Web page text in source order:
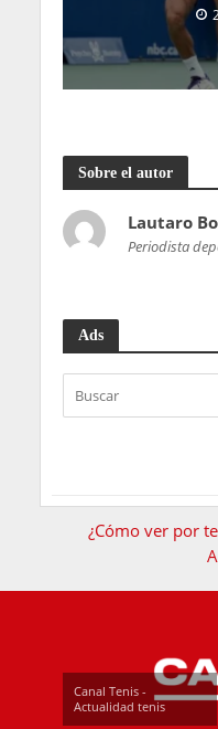
Sobre el autor
Lautaro
Periodista
Ads
¿Cómo ver por
Canal Tenis -
Actualidad tenis